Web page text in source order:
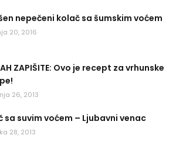
nepečeni kolač sa šumskim voćem
20, 2016
ZAPIŠITE: Ovo je recept za vrhunske
26, 2013
sa suvim voćem – Ljubavni venac
28, 2013